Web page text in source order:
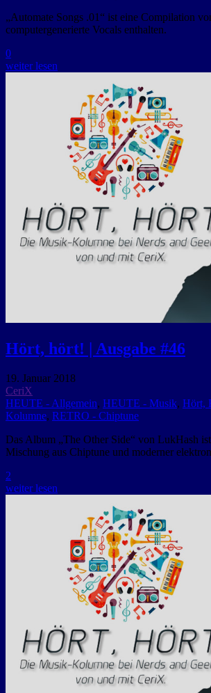
„Automate Songs .01“ ist eine Compilation
computergenerierte Vocals enthalten.
0
weiter lesen
Hört, hört! | Ausgabe #46
19. Januar 2018
CeriX
HEUTE - Allgemein, HEUTE - Musik, Hört,
Kolumne, RETRO - Chiptune
Das Album „The Other Side“ von LukHash
Mischung aus Chiptune und moderner
2
weiter lesen